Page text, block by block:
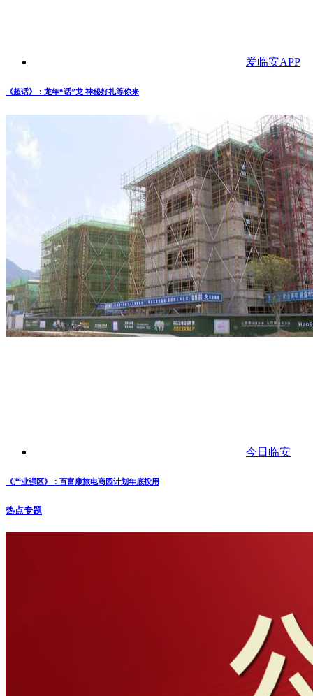
爱临安APP
《超话》：龙年“话”龙 神秘好礼等你来
今日临安
《产业强区》：百富康旅电商园计划年底投用
热点专题